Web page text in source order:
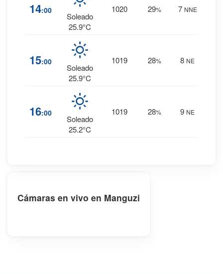
14:00
Soleado
25.9°C
1020 29% 7 NNE
15:00
Soleado
25.9°C
1019 28% 8 NE
16:00
Soleado
25.2°C
1019 28% 9 NE
Cámaras en vivo en Manguzi